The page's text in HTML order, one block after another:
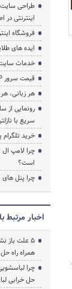
طراحی سایت
اینترنتی در
فروشگاه
ایده های
خدمات سایت
قیمت سرور HP/بررسی و خرید سرور اچ پی
هر زبانی،
رونمایی از
سریع با
خرید تلگرام
چرا لامپ
است؟
چرا پنل
اخبار مرتبط
5 علت باز
همراه راه حل
چرا
حل خرابی